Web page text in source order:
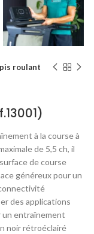
roulant
à la course à
de 5,5 ch, il
de course
généreux pour un
des applications
un entraînement
noir rétroéclairé